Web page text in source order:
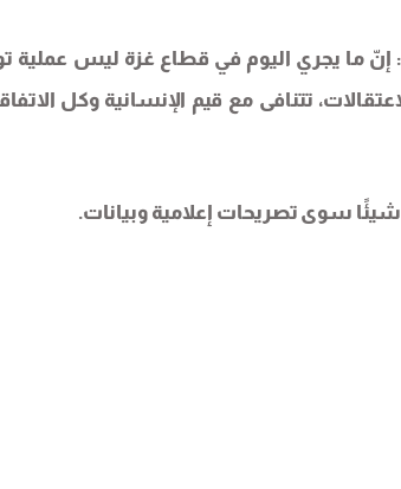
إنّ ما يجري اليوم في قطاع غزة ليس عملية
تتنافى مع قيم الإنسانية وكل
شيئًا سوى تصريحات إعلامية وبيانات.